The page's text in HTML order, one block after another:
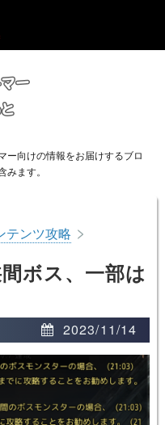
ー向けの情報をお届けするブロ
ます。
テンツ攻略 >
ボス、一部は
2023/11/14